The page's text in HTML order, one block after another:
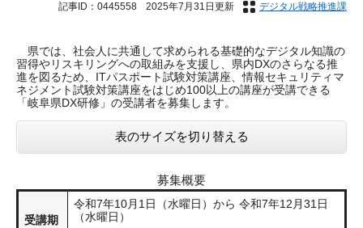
記事ID：0445558 2025年7月31日更新 デジタル戦略推進課
県では、社会人に共通して求められる基礎的なデジタル知識の
習得やリスキリングへの取組みを支援し、県内DXのさらなる推
進を図るため、ITパスポート試験対策講座、情報セキュリティマ
ネジメント試験対策講座をはじめ100以上の講座が受講できる
「岐阜県DX研修」の受講者を募集します。
表のサイズを切り替える
募集概要
受講期
​令和7年10月1日（水曜日）から 令和7年12月31日
（水曜日）